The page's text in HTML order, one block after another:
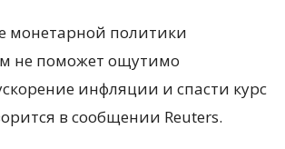
монетарной политики
не поможет ощутимо
инфляции и спасти курс
в сообщении Reuters.